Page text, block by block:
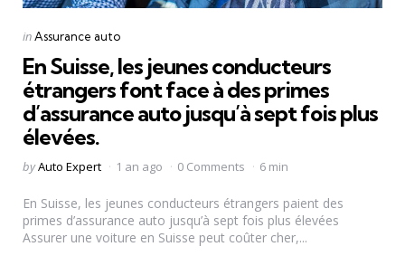
Categories
Posted
inAssurance auto
En Suisse, les jeunes conducteurs
étrangers font face à des primes
d’assurance auto jusqu’à sept fois plus
élevées.
Posted
byAuto Expert 1 an ago 0 Comments 6 min
En Suisse, les jeunes conducteurs étrangers paient des
primes d’assurance auto jusqu’à sept fois plus élevées
Assurer une voiture en Suisse peut coûter cher,...